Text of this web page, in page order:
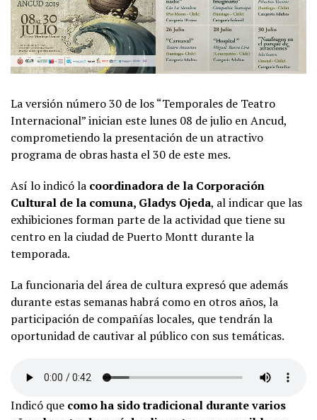
La versión número 30 de los “Temporales de Teatro
Internacional” inician este lunes 08 de julio en Ancud,
comprometiendo la presentación de un atractivo
programa de obras hasta el 30 de este mes.
Así lo indicó la coordinadora de la Corporación
Cultural de la comuna, Gladys Ojeda, al indicar que las
exhibiciones forman parte de la actividad que tiene su
centro en la ciudad de Puerto Montt durante la
temporada.
La funcionaria del área de cultura expresó que además
durante estas semanas habrá como en otros años, la
participación de compañías locales, que tendrán la
oportunidad de cautivar al público con sus temáticas.
Indicó que como ha sido tradicional durante varios